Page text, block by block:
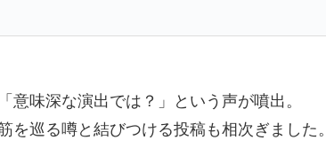
意味深な演出では？」という声が噴出。
を巡る噂と結びつける投稿も相次ぎました。